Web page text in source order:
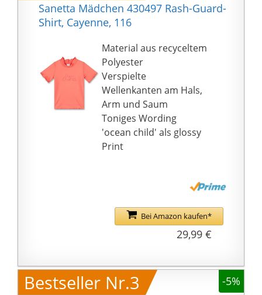
Sanetta Mädchen 430497 Rash-Guard-
Shirt, Cayenne, 116
Material aus recyceltem
Polyester
Verspielte
Wellenkanten am Hals,
Arm und Saum
Toniges Wording
'ocean child' als glossy
Print
Bei Amazon kaufen*
29,99 €
Bestseller Nr.3
-5%